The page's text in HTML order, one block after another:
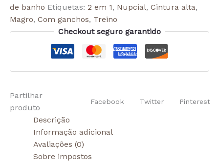
de banho Etiquetas: 2 em 1, Nupcial, Cintura alta,
Magro, Com ganchos, Treino
Checkout seguro garantido
Partilhar
produto
Facebook Twitter Pinterest
Descrição
Informação adicional
Avaliações (0)
Sobre impostos